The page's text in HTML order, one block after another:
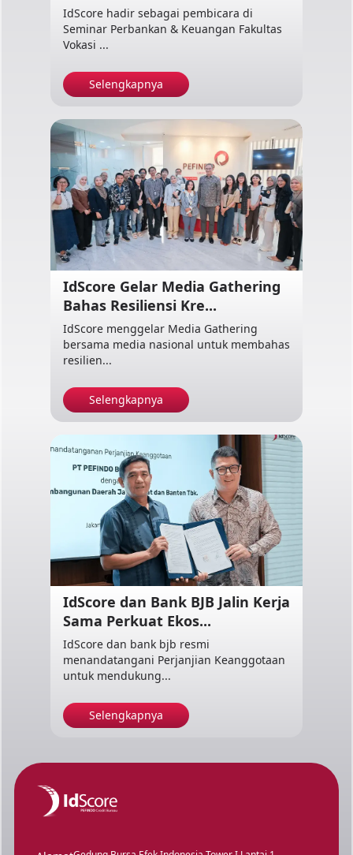
IdScore hadir sebagai pembicara di
Seminar Perbankan & Keuangan Fakultas
Vokasi ...
Selengkapnya
IdScore Gelar Media Gathering
Bahas Resiliensi Kre...
IdScore menggelar Media Gathering
bersama media nasional untuk membahas
resilien...
Selengkapnya
IdScore dan Bank BJB Jalin Kerja
Sama Perkuat Ekos...
IdScore dan bank bjb resmi
menandatangani Perjanjian Keanggotaan
untuk mendukung...
Selengkapnya